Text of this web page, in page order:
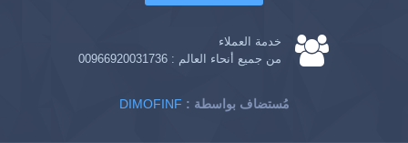
خدمة العملاء
من جميع أنحاء العالم : 00966920031736
DIMOFINF : مُستضاف بواسطة